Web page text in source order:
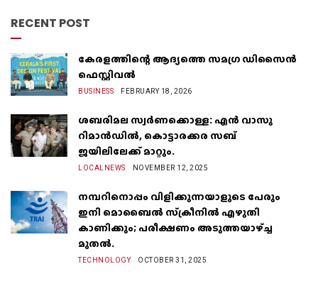
RECENT POST
കേരളത്തിന്റെ ആദ്യത്തെ സമഗ്ര ഡിസൈൻ
ഫെസ്റ്റിവൽ
BUSINESS FEBRUARY 18, 2026
ശബരിമല സ്വർണക്കൊള്ള: എൻ വാസു
റിമാൻഡിൽ, കൊട്ടാരക്കര സബ്
ജയിലിലേക്ക് മാറ്റും.
LOCALNEWS NOVEMBER 12, 2025
നമ്പറിനൊപ്പം വിളിക്കുന്നയാളുടെ പേരും
ഇനി മൊബൈൽ സ്‌ക്രീനില്‍ എഴുതി
കാണിക്കും; പരീക്ഷണം അടുത്തയാഴ്‌ച്ച
മുതല്‍.
TECHNOLOGY OCTOBER 31, 2025